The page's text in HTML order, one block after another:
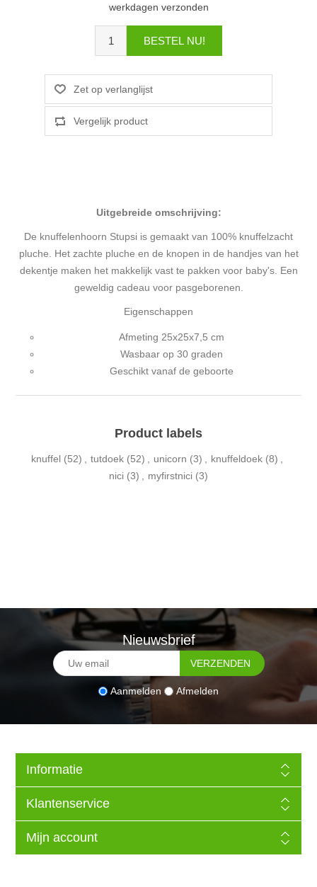
werkdagen verzonden
Uitgebreide omschrijving:
De knuffelenhoorn Stupsi is gemaakt van 100% knuffelzacht
pluche. Het zachte pluche en de knopen in de handjes van het
dekentje maken het makkelijk vast te pakken voor baby's. Een
geweldig cadeau voor pasgeborenen.
Eigenschappen
Afmeting 25x25x7,5 cm
Wasbaar op 30 graden
Geschikt vanaf de geboorte
Product labels
knuffel (52) tutdoek (52) unicorn (3) knuffeldoek (8)
nici (3) myfirstnici (3)
Nieuwsbrief
Aanmelden Afmelden
Informatie
Klantenservice
Mijn account